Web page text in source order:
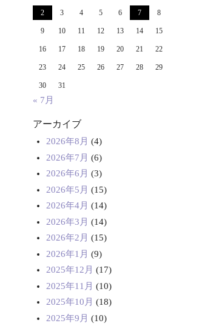
2 3 4 5 6 7 8
9 10 11 12 13 14 15
16 17 18 19 20 21 22
23 24 25 26 27 28 29
30 31
« 7月
アーカイブ
2026年8月 (4)
2026年7月 (6)
2026年6月 (3)
2026年5月 (15)
2026年4月 (14)
2026年3月 (14)
2026年2月 (15)
2026年1月 (9)
2025年12月 (17)
2025年11月 (10)
2025年10月 (18)
2025年9月 (10)